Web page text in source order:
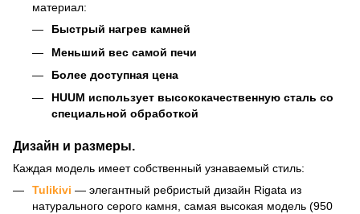
материал:
Быстрый нагрев камней
Меньший вес самой печи
Более доступная цена
HUUM использует высококачественную сталь со
специальной обработкой
Дизайн и размеры.
Каждая модель имеет собственный узнаваемый стиль:
Tulikivi — элегантный ребристый дизайн Rigata из
натурального серого камня, самая высокая модель (950